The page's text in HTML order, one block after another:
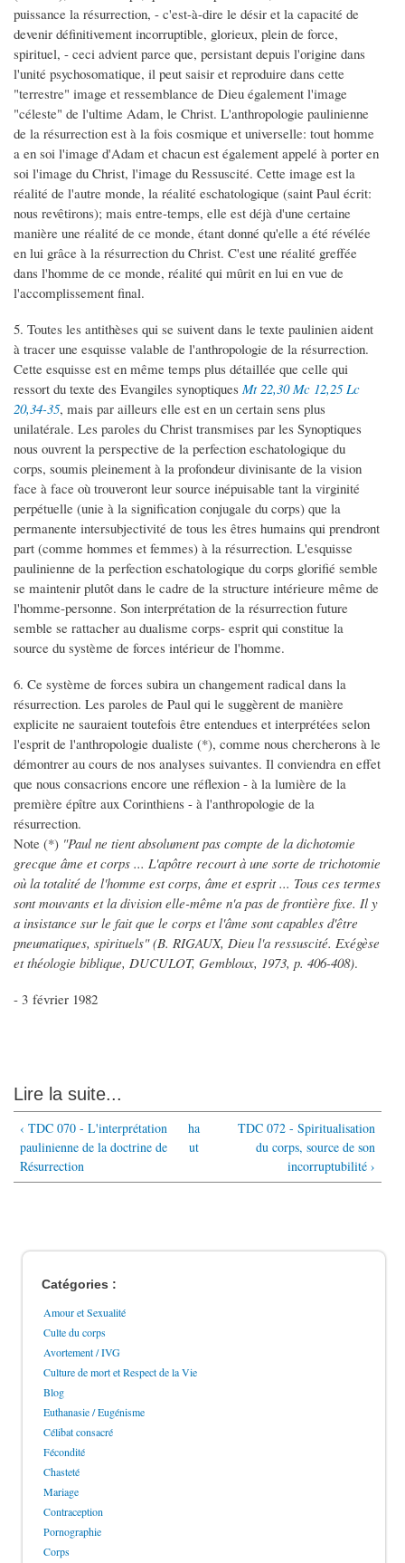
puissance la résurrection, - c'est-à-dire le désir et la capacité de
devenir définitivement incorruptible, glorieux, plein de force,
spirituel, - ceci advient parce que, persistant depuis l'origine dans
l'unité psychosomatique, il peut saisir et reproduire dans cette
"terrestre" image et ressemblance de Dieu également l'image
"céleste" de l'ultime Adam, le Christ. L'anthropologie paulinienne
de la résurrection est à la fois cosmique et universelle: tout homme
a en soi l'image d'Adam et chacun est également appelé à porter en
soi l'image du Christ, l'image du Ressuscité. Cette image est la
réalité de l'autre monde, la réalité eschatologique (saint Paul écrit:
nous revêtirons); mais entre-temps, elle est déjà d'une certaine
manière une réalité de ce monde, étant donné qu'elle a été révélée
en lui grâce à la résurrection du Christ. C'est une réalité greffée
dans l'homme de ce monde, réalité qui mûrit en lui en vue de
l'accomplissement final.
5. Toutes les antithèses qui se suivent dans le texte paulinien aident
à tracer une esquisse valable de l'anthropologie de la résurrection.
Cette esquisse est en même temps plus détaillée que celle qui
ressort du texte des Evangiles synoptiques Mt 22,30 Mc 12,25 Lc
20,34-35, mais par ailleurs elle est en un certain sens plus
unilatérale. Les paroles du Christ transmises par les Synoptiques
nous ouvrent la perspective de la perfection eschatologique du
corps, soumis pleinement à la profondeur divinisante de la vision
face à face où trouveront leur source inépuisable tant la virginité
perpétuelle (unie à la signification conjugale du corps) que la
permanente intersubjectivité de tous les êtres humains qui prendront
part (comme hommes et femmes) à la résurrection. L'esquisse
paulinienne de la perfection eschatologique du corps glorifié semble
se maintenir plutôt dans le cadre de la structure intérieure même de
l'homme-personne. Son interprétation de la résurrection future
semble se rattacher au dualisme corps- esprit qui constitue la
source du système de forces intérieur de l'homme.
6. Ce système de forces subira un changement radical dans la
résurrection. Les paroles de Paul qui le suggèrent de manière
explicite ne sauraient toutefois être entendues et interprétées selon
l'esprit de l'anthropologie dualiste (*), comme nous chercherons à le
démontrer au cours de nos analyses suivantes. Il conviendra en effet
que nous consacrions encore une réflexion - à la lumière de la
première épître aux Corinthiens - à l'anthropologie de la
résurrection.
Note (*) "Paul ne tient absolument pas compte de la dichotomie
grecque âme et corps ... L'apôtre recourt à une sorte de trichotomie
où la totalité de l'homme est corps, âme et esprit ... Tous ces termes
sont mouvants et la division elle-même n'a pas de frontière fixe. Il y
a insistance sur le fait que le corps et l'âme sont capables d'être
pneumatiques, spirituels" (B. RIGAUX, Dieu l'a ressuscité. Exégèse
et théologie biblique, DUCULOT, Gembloux, 1973, p. 406-408).
- 3 février 1982
Lire la suite...
‹ TDC 070 - L'interprétation
paulinienne de la doctrine de
Résurrection
ha
ut
TDC 072 - Spiritualisation
du corps, source de son
incorruptubilité ›
Catégories :
Amour et Sexualité
Culte du corps
Avortement / IVG
Culture de mort et Respect de la Vie
Blog
Euthanasie / Eugénisme
Célibat consacré
Fécondité
Chasteté
Mariage
Contraception
Pornographie
Corps